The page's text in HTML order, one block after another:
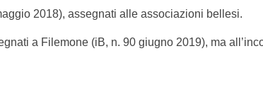
2018), assegnati alle associazioni bellesi.
a Filemone (iB, n. 90 giugno 2019), ma